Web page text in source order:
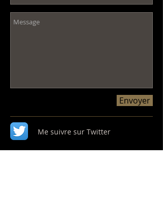
Envoyer
Me suivre sur Twitter
Me trouver